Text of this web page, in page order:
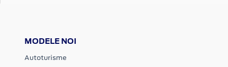
MODELE NOI
Autoturisme